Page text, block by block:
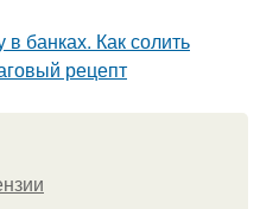
банках. Как солить
рецепт